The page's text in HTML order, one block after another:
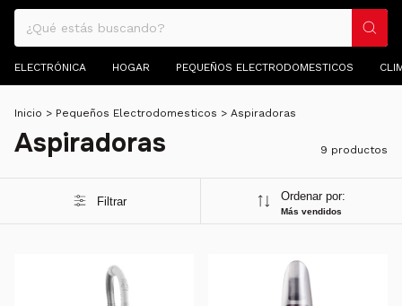
ELECTRÓNICA HOGAR PEQUEÑOS ELECTRODOMESTICOS
Inicio > Pequeños Electrodomesticos > Aspiradoras
Aspiradoras 9 productos
Filtrar Ordenar por:
Más vendidos